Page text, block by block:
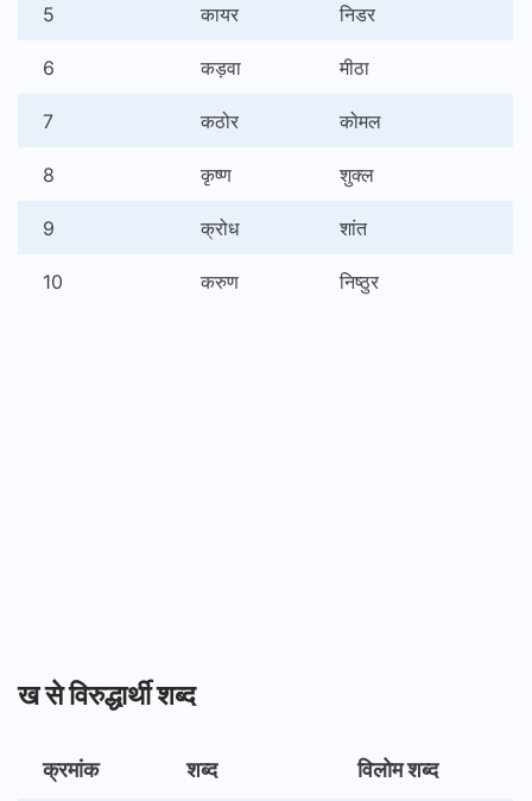
5 कायर निडर
6 कड़वा मीठा
7 कठोर कोमल
8 कृष्ण शुक्ल
9 क्रोध शांत
10 करुण निष्ठुर
ख से विरुद्धार्थी शब्द
क्रमांक शब्द विलोम शब्द